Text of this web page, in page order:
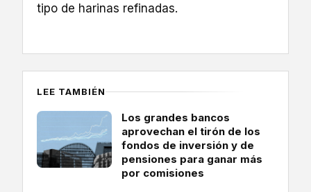
tipo de harinas refinadas.
LEE TAMBIÉN
Los grandes bancos
aprovechan el tirón de los
fondos de inversión y de
pensiones para ganar más
por comisiones